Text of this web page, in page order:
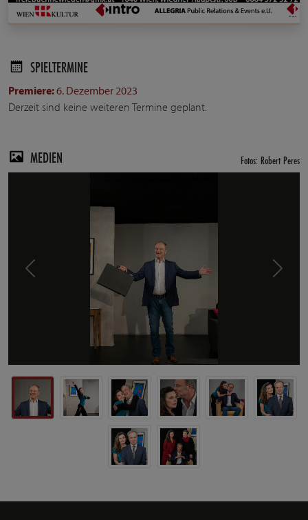
SPIELTERMINE
Premiere:6. Dezember 2023
Derzeit sind keine weiteren Termine geplant.
MEDIEN Fotos: Robert Peres
Previous Next